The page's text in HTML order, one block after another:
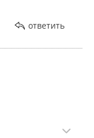
ответить